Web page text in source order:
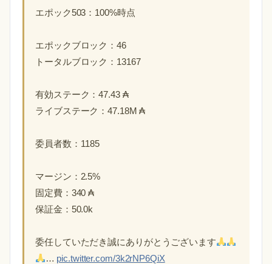
エポック503：100%時点
エポックブロック：46
トータルブロック：13167
有効ステーク：47.43 ₳
ライブステーク：47.18M ₳
委員者数：1185
マージン：2.5%
固定費：340 ₳
保証金：50.0k
委任していただき誠にありがとうございます
… pic.twitter.com/3k2rNP6QiX